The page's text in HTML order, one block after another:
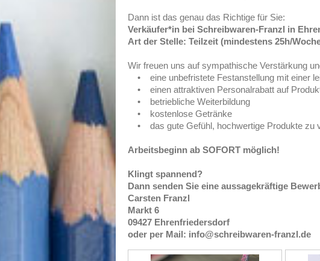
Dann ist das genau das Richtige für Sie:
Verkäufer*in bei Schreibwaren-Franzl in
Art der Stelle: Teilzeit (mindestens 25h/
Wir freuen uns auf sympathische Verstärkung
• eine unbefristete Festanstellung mit einer
• einen attraktiven Personalrabatt auf
• betriebliche Weiterbildung
• kostenlose Getränke
• das gute Gefühl, hochwertige Produkte zu
Arbeitsbeginn ab SOFORT möglich!
Klingt spannend?
Dann senden Sie eine aussagekräftige
Carsten Franzl
Markt 6
09427 Ehrenfriedersdorf
oder per Mail: info@schreibwaren-franzl.de